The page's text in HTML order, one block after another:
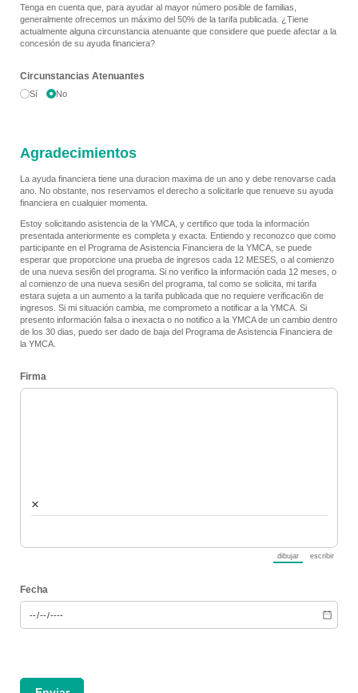
Tenga en cuenta que, para ayudar al mayor número posible de familias,
generalmente ofrecemos un máximo del 50% de la tarifa publicada. ¿Tiene
actualmente alguna circunstancia atenuante que considere que puede afectar a la
concesión de su ayuda financiera?
Circunstancias Atenuantes
Sí No
Agradecimientos
La ayuda financiera tiene una duracion maxima de un ano y debe renovarse cada
ano. No obstante, nos reservamos el derecho a solicitarle que renueve su ayuda
financiera en cualquier momenta.
Estoy solicitando asistencia de la YMCA, y certifico que toda la información
presentada anteriormente es completa y exacta. Entiendo y reconozco que como
participante en el Programa de Asistencia Financiera de la YMCA, se puede
esperar que proporcione una prueba de ingresos cada 12 MESES, o al comienzo
de una nueva sesi6n del programa. Si no verifico la información cada 12 meses, o
al comienzo de una nueva sesi6n del programa, tal como se solicita, mi tarifa
estara sujeta a un aumento a la tarifa publicada que no requiere verificaci6n de
ingresos. Si mi situación cambia, me comprometo a notificar a la YMCA. Si
presento información falsa o inexacta o no notifico a la YMCA de un cambio dentro
de los 30 dias, puedo ser dado de baja del Programa de Asistencia Financiera de
la YMCA.
Firma
×
dibujar
(Cambiar del modo
escribir
Fecha